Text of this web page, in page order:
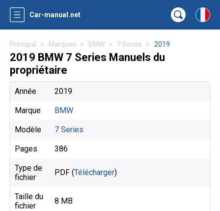
Car-manual.net
Principal Marques BMW 7 Series 2019
2019 BMW 7 Series Manuels du
propriétaire
Année 2019
Marque BMW
Modèle 7 Series
Pages 386
Type de
fichier
PDF (Télécharger)
Taille du
fichier
8 MB